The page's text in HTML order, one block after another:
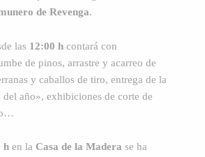
de Revenga.
las 12:00 hcontará con
de pinos, arrastre y acarreo de
y caballos de tiro, entrega de la
año», exhibiciones de corte de
hen la Casa de la Madera se ha